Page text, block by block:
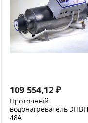
109 554,12 ₽
Проточный
водонагреватель ЭПВН
48А